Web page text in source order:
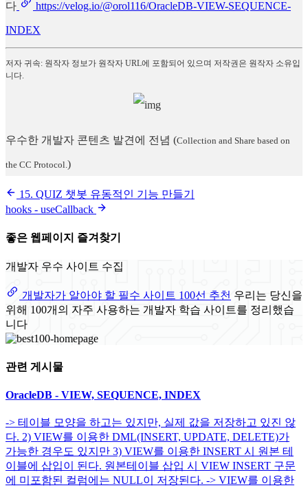
다 https://velog.io/@orol116/OracleDB-VIEW-SEQUENCE-
INDEX
저자 귀속: 원작자 정보가 원작자 URL에 포함되어 있으며 저작권은 원작자 소유입
니다.
우수한 개발자 콘텐츠 발견에 전념 (Collection and Share based on
the CC Protocol.)
15. QUIZ 챗봇 유동적인 기능 만들기
hooks - useCallback
좋은 웹페이지 즐겨찾기
개발자 우수 사이트 수집
개발자가 알아야 할 필수 사이트 100선 추천 우리는 당신을
위해 100개의 자주 사용하는 개발자 학습 사이트를 정리했습
니다
관련 게시물
OracleDB - VIEW, SEQUENCE, INDEX
-> 테이블 모양을 하고는 있지만, 실제 값을 저장하고 있진 않
다. 2) VIEW를 이용한 DML(INSERT, UPDATE, DELETE)가
가능한 경우도 있지만 3) VIEW를 이용한 INSERT 시 원본 테
이블에 삽입이 된다. 원본테이블 삽입 시 VIEW INSERT 구문
에 미포함된 컬럼에는 NULL이 저장된다. -> VIEW를 이용한